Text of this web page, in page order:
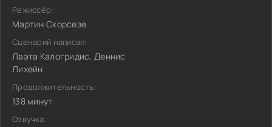
Режиссёр:
Мартин Скорсезе
Сценарий написал:
Лаэта Калогридис, Деннис
Лихейн
Продолжительность:
138 минут
Озвучка: